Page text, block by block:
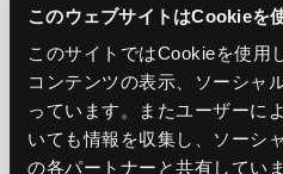
このウェブサイトはCookieを
このサイトではCookieを使用
コンテンツの表示、ソーシャ
っています。またユーザーに
いても情報を収集し、ソーシ
の各パートナーと共有してい
シナリオ3. 「プランビュ
計画を特定